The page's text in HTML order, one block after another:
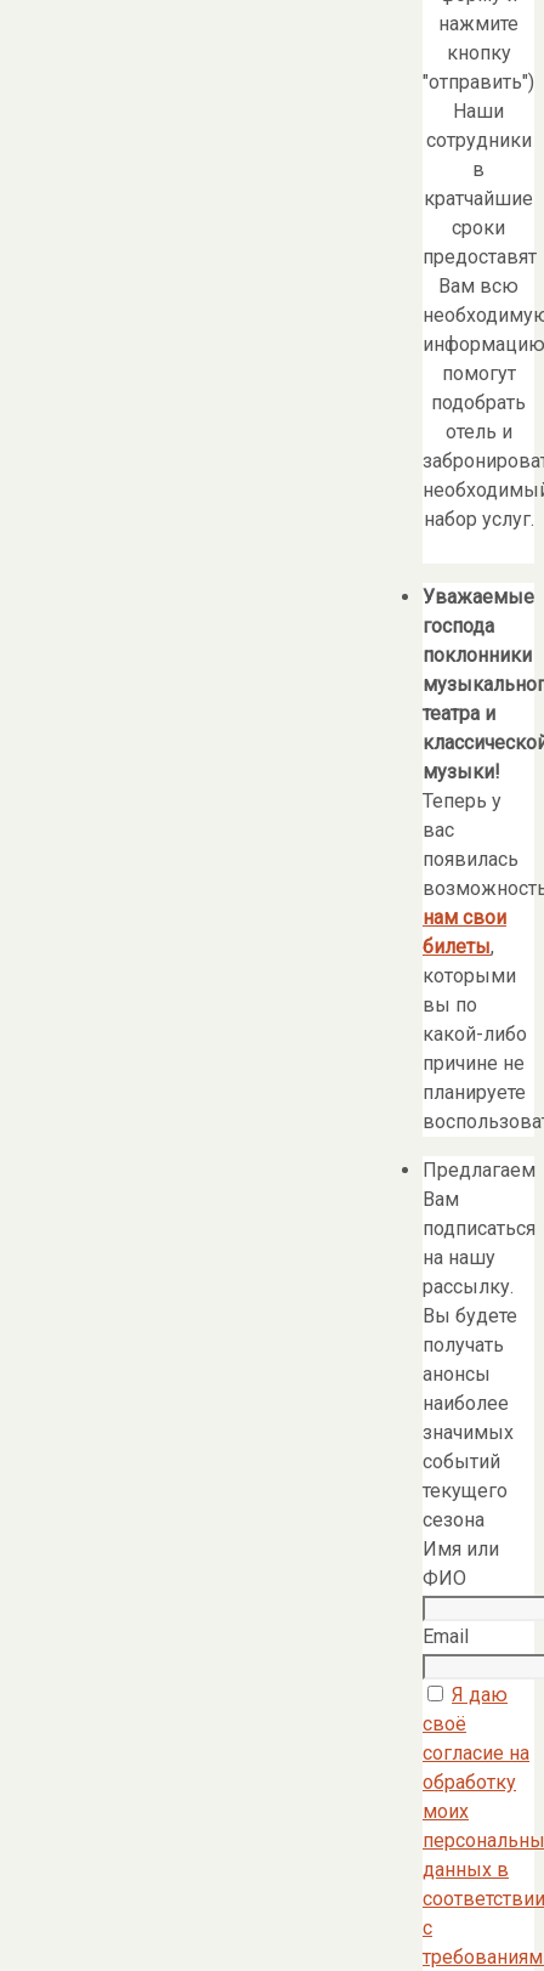
нажмите
кнопку
"отправить")
Наши
сотрудники
в
кратчайшие
сроки
предоставят
Вам всю
помогут
подобрать
отель и
набор услуг.
Уважаемые
господа
поклонники
театра и
музыки!
Теперь у
вас
появилась
нам свои
билеты,
которыми
вы по
какой-либо
причине не
планируете
Предлагаем
Вам
подписаться
на нашу
рассылку.
Вы будете
получать
анонсы
наиболее
значимых
событий
текущего
сезона
Имя или
ФИО
Email
Я даю
своё
согласие на
обработку
моих
данных в
соответствии
с